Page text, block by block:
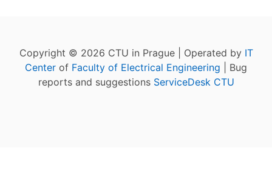
Copyright © 2026 CTU in Prague | Operated by IT
Center of Faculty of Electrical Engineering | Bug
reports and suggestions ServiceDesk CTU